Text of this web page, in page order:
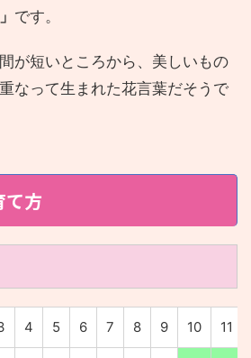
です。
が短いところから、美しいもの
なって生まれた花言葉だそうで
て方
4 5 6 7 8 9 10 11